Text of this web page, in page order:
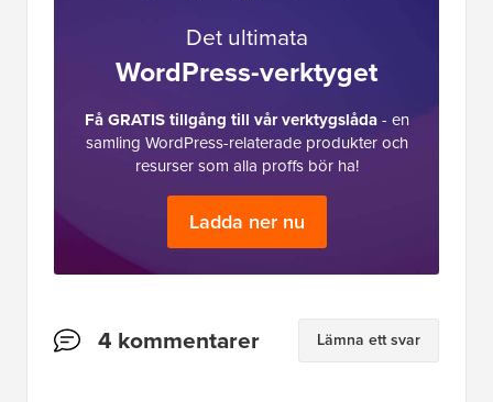
Det ultimata
WordPress-verktyget
Få GRATIS tillgång till vår verktygslåda- en
samling WordPress-relaterade produkter och
resurser som alla proffs bör ha!
Ladda ner nu
Läsarnas4 kommentarer Lämna ett svar